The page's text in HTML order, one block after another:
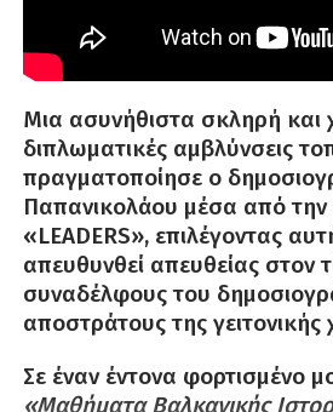
Μια ασυνήθιστα σκληρή και
διπλωματικές αμβλύνσεις
πραγματοποίησε ο
Παπανικολάου μέσα από
«LEADERS», επιλέγοντας
απευθυνθεί απευθείας στον
συναδέλφους του
αποστράτους της γειτονικής
Σε έναν έντονα φορτισμένο
«Μαθήματα Βαλκανικής